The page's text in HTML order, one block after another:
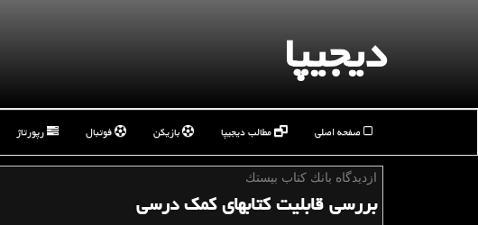
دیجیپا
صفحه اصلی مطالب دیجیپا بازیکن فوتبال رپورتاژ
ازدیدگاه بانك كتاب بیستك
بررسی قابلیت كتابهای كمك درسی